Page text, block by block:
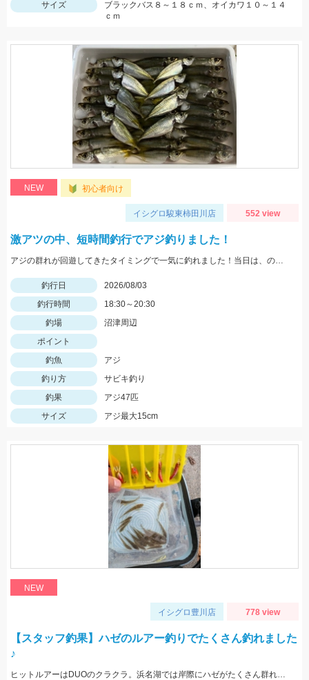
サイズ
ブラックバス８～１８ｃｍ、オイカワ１０～１４
ｃｍ
NEW 初心者向け
イシグロ駿東柿田川店 552 view
激アツの中、短時間釣行でアジ釣りました！
アジの群れが回遊してきたタイミングで一気に釣れました！当日は、のべ竿と豆アジマッチ・スピード餌つけ器仕掛・生アミエビなどを使用しました。
釣行日
2026/08/03
釣行時間
18:30～20:30
釣場
沼津周辺
ポイント
釣魚
アジ
釣り方
サビキ釣り
釣果
アジ47匹
サイズ
アジ最大15cm
NEW
イシグロ豊川店 778 view
【スタッフ釣果】ハゼのルアー釣りでたくさん釣れました
♪
ヒットルアーはDUOのクラクラ。浜名湖では岸際にハゼがたくさん群れているのが見えます。ハゼ用のルアーを底に当てながらゆっくり巻くだけ！ハゼがたくさんアタックしてきて面白いです。